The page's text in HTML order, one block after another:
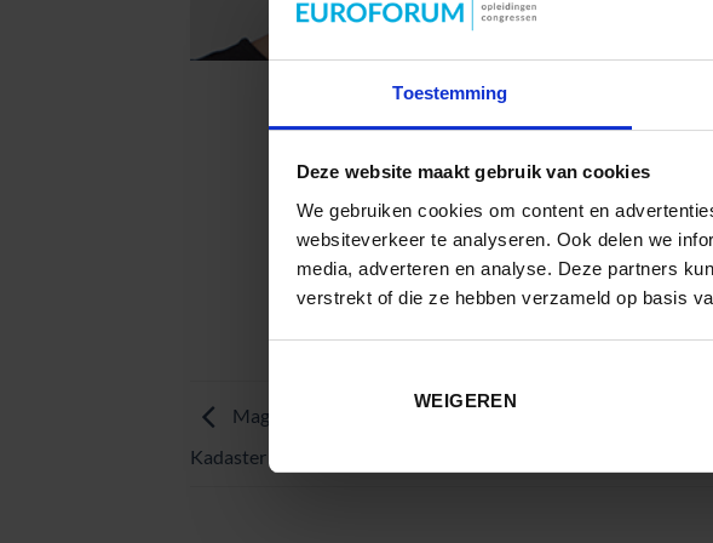
Toestemming
Deze website maakt gebruik van cookies
We gebruiken cookies om content en
websiteverkeer te analyseren. Ook delen we
media, adverteren en analyse. Deze partners
verstrekt of die ze hebben verzameld op basis
WEIGEREN
Magdalena Grus, Consultant for Product and Proces
Kadaster